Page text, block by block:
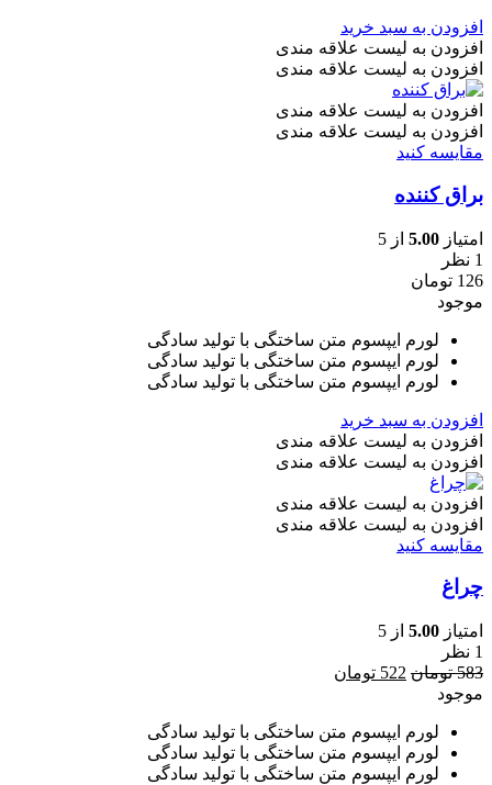
افزودن به سبد خرید
افزودن به لیست علاقه مندی
افزودن به لیست علاقه مندی
افزودن به لیست علاقه مندی
افزودن به لیست علاقه مندی
مقایسه کنید
براق کننده
امتیاز 5.00 از 5
1 نظر
126 تومان
موجود
لورم ایپسوم متن ساختگی با تولید سادگی
لورم ایپسوم متن ساختگی با تولید سادگی
لورم ایپسوم متن ساختگی با تولید سادگی
افزودن به سبد خرید
افزودن به لیست علاقه مندی
افزودن به لیست علاقه مندی
افزودن به لیست علاقه مندی
افزودن به لیست علاقه مندی
مقایسه کنید
چراغ
امتیاز 5.00 از 5
1 نظر
583 تومان قیمت
بود.
522 تومان
است.
موجود
لورم ایپسوم متن ساختگی با تولید سادگی
لورم ایپسوم متن ساختگی با تولید سادگی
لورم ایپسوم متن ساختگی با تولید سادگی